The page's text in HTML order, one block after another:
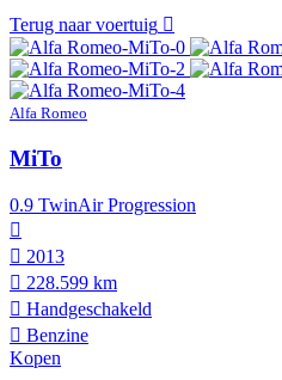
Terug naar voertuig
Alfa Romeo
MiTo
0.9 TwinAir Progression
2013
228.599 km
Hand­geschakeld
Benzine
Kopen